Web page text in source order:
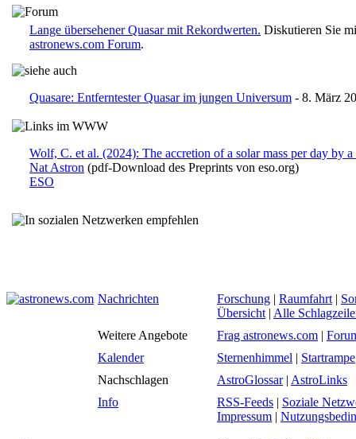
Lange übersehener Quasar mit Rekordwerten. Diskutieren Sie
astronews.com Forum.
Quasare: Entferntester Quasar im jungen Universum - 8. März
Wolf, C. et al. (2024): The accretion of a solar mass per day by
Nat Astron (pdf-Download des Preprints von eso.org)
ESO
Nachrichten Forschung | Raumfahrt |
Übersicht | Alle
Weitere Angebote
Frag astronews.com |
Kalender
Sternenhimmel | Startrampe
Nachschlagen
AstroGlossar| AstroLinks
Info
RSS-Feeds | Soziale
Impressum |